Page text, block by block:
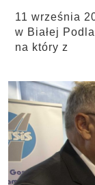
11 września
w Białej
na który z